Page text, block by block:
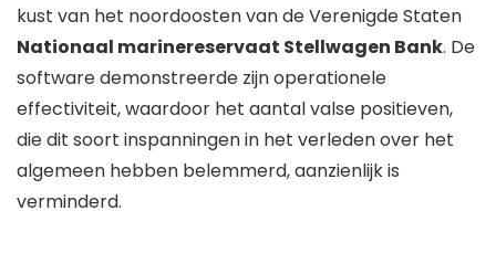
kust van het noordoosten van de Verenigde Staten
Nationaal marinereservaat Stellwagen Bank. De
software demonstreerde zijn operationele
effectiviteit, waardoor het aantal valse positieven,
die dit soort inspanningen in het verleden over het
algemeen hebben belemmerd, aanzienlijk is
verminderd.